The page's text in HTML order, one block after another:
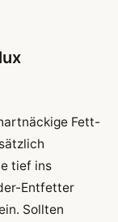
Fett-
tief ins
Entfetter
Sollten